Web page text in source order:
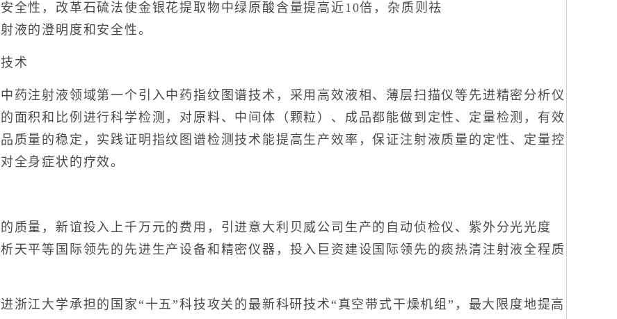
全性，改革石硫法使金银花提取物中绿原酸含量提高近10倍，杂质则祛
液的澄明度和安全性。
术
注射液领域第一个引入中药指纹图谱技术，采用高效液相、薄层扫描仪等先进精密分析仪
面积和比例进行科学检测，对原料、中间体（颗粒）、成品都能做到定性、定量检测，有效
质量的稳定，实践证明指纹图谱检测技术能提高生产效率，保证注射液质量的定性、定量控
全身症状的疗效。
量，新谊投入上千万元的费用，引进意大利贝威公司生产的自动侦检仪、紫外分光光度
天平等国际领先的先进生产设备和精密仪器，投入巨资建设国际领先的痰热清注射液全程质
江大学承担的国家“十五”科技攻关的最新科研技术“真空带式干燥机组”，最大限度地提高